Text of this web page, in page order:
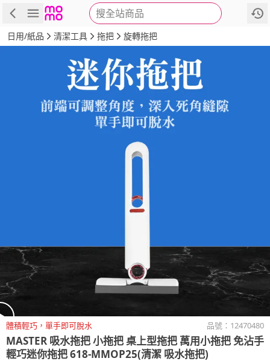
搜全站商品
商品 評價 詳情
日用/紙品 清潔工具 拖把 旋轉拖把
體積輕巧，單手即可脫水 品號： 12470480
MASTER 吸水拖把 小拖把 桌上型拖把 萬用小拖把 免沾手
輕巧迷你拖把 618-MMOP25(清潔 吸水拖把)